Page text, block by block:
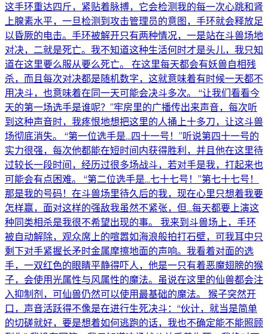
这手环重达四斤，紧贴着脉搏，它会检测我的每一次心跳和肾
上腺素水平，一旦检测到攻击管理员的意图，手环就会释放足
以昏厥的电击。手环被解开只有两种情况，一是站在斗兽场地
对决，二就是死亡。我不知道这种生活何时才是头儿，我只知
道在这里要么服从要么死亡。 在这里每天都会有妖兽自相残
杀，而且每次对决都是随机数字，这就意味着有时候一天都不
用决斗，也意味着在同一天可能会决斗多次。 “让我们看看今
天的第一场选手是谁呢？”牢房里的广播传出来声音，每次听
到这种声音时，我疼恨地想把这里的人捅上十多刀，让这斗兽
场彻底消失。 “第一位选手是...四十一号！”听说第四十一号的
实力很强，每次他都能在短时间内获得胜利，并且他在这里待
过较长一段时间，经历过很多场战斗，若对手是我，打起来也
可能会有点困难。 “第二位选手是...七十七号！”第七十七号！
那是我的号码！在斗兽场里待久后的我，现在心里只想着我要
怎样赢，面对这样的强敌我虽然不紧张，但...每天都要上演这
种同类相杀是我很不希望出现的事。 我来到斗兽场上，手环
被自动解除，观众席上的喧嚣如海浪般拍打石壁，可我耳中只
剩下对手紧握长矛时金属摩擦地面的声响。我看着对面的选
手，一双红色的眼睛平静得吓人，他是一只有着恶魔翅膀的猴
子，会使用光属性与风属性的魔法。虽说在这里的仙兽都会注
入抑制剂，可仙兽仍然可以使用最基础的魔法。 猴子突然开
口，声音活跃得不像是在进行生死决斗：“伙计，就当是简单
的切磋就好，要是想着如何逃跑的话，我也不确定能不能照顾